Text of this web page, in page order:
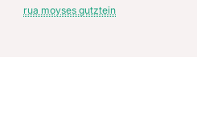
rua moyses gutztein